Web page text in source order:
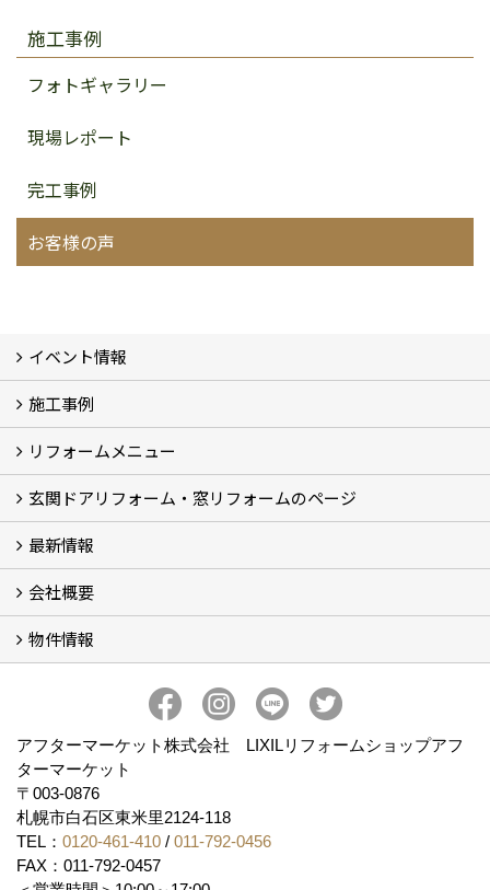
施工事例
フォトギャラリー
現場レポート
完工事例
お客様の声
イベント情報
イベント予告
イベント報告
施工事例
フォトギャラリー
BeforeAfter (29)
お客様の声
リフォームメニュー
リフォームの流れ
窓リフォーム (3)
玄関ドアリフォーム (2)
キッチンリフォーム (4)
浴室リフォーム (3)
トイレリフォーム (5)
洗面リフォーム (2)
マンションリフォーム (3)
収納リフォーム
カーポート工事
風除室工事
ウッドデッキ・タイルデッキ工事
エクステリア工事 (2)
内装リフォーム
雨樋設置・修繕
外壁張替・塗装 (2)
エアコン取付工事
玄関ドアリフォーム・窓リフォームのページ
玄関ドアリフォーム
内窓交換・外窓交換・ガラス交換 (18)
最新情報
補助金情報
各種キャンペーン (2)
会社概要
会社概要
コンセプト
アクセス
スタッフ紹介
スタッフブログ
プライバシーポリシー
アフターメンテナンス
お客様サポート
事業紹介
物件情報
アフターマーケット株式会社 LIXILリフォームショップアフ
ターマーケット
〒003-0876
札幌市白石区東米里2124-118
TEL： 0120-461-410 / 011-792-0456
FAX：011-792-0457